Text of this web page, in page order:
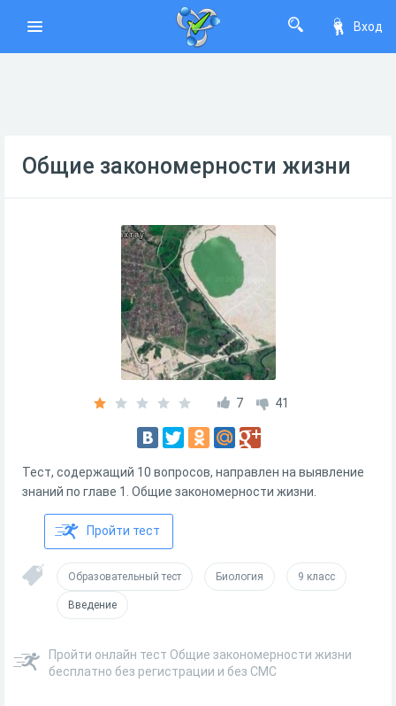
Вход
Общие закономерности жизни
7 41
Тест, содержащий 10 вопросов, направлен на выявление
знаний по главе 1. Общие закономерности жизни.
Пройти тест
Образовательный тест Биология 9 класс
Введение
Пройти онлайн тест Общие закономерности жизни
бесплатно без регистрации и без СМС